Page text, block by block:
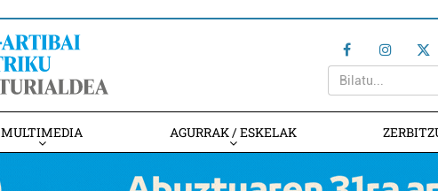
MULTIMEDIA AGURRAK / ESKELAK